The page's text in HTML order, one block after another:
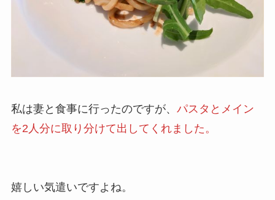
私は妻と食事に行ったのですが、 パスタとメイン
を2人分に取り分けて出してくれました。
嬉しい気遣いですよね。